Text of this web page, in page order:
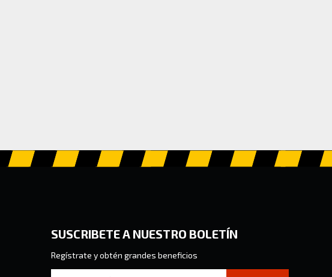
SUSCRIBETE A NUESTRO BOLETÍN
Regístrate y obtén grandes beneficios